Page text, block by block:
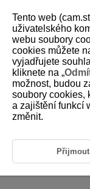
D388-050
Fv: Flexibilní
Umožňuje
clony a citlivosti ISO.
Zkratka AE označuje
Tento web
uživatelského
webu soubory
cookies můžete
vyjadřujete
kliknete na „
možnost, budou
soubory cookies,
a zajištění funkcí
změnit.
Přijmout